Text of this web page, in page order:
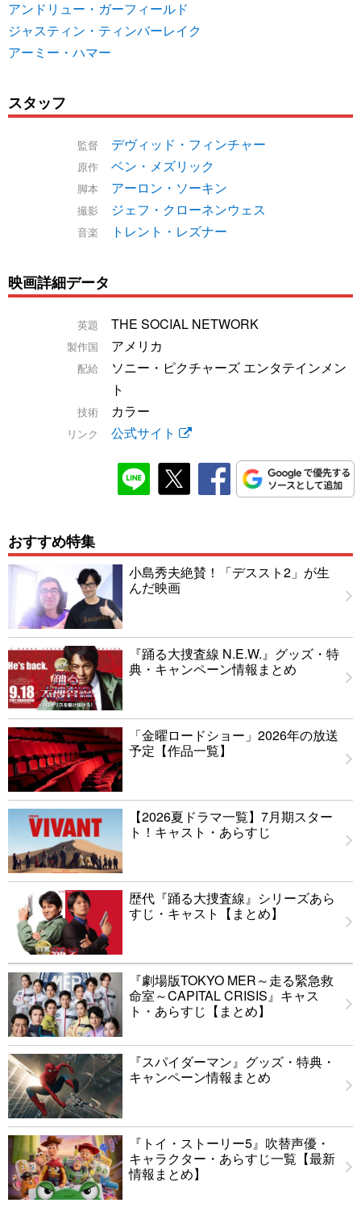
アンドリュー・ガーフィールド
ジャスティン・ティンバーレイク
アーミー・ハマー
スタッフ
監督 デヴィッド・フィンチャー
原作 ベン・メズリック
脚本 アーロン・ソーキン
撮影 ジェフ・クローネンウェス
音楽 トレント・レズナー
映画詳細データ
英題 THE SOCIAL NETWORK
製作国 アメリカ
配給
ソニー・ピクチャーズ エンタテインメン
ト
技術 カラー
リンク 公式サイト
おすすめ特集
小島秀夫絶賛！「デススト2」が生
んだ映画
『踊る大捜査線 N.E.W.』グッズ・特
典・キャンペーン情報まとめ
「金曜ロードショー」2026年の放送
予定【作品一覧】
【2026夏ドラマ一覧】7月期スター
ト！キャスト・あらすじ
歴代『踊る大捜査線』シリーズあら
すじ・キャスト【まとめ】
『劇場版TOKYO MER～走る緊急救
命室～CAPITAL CRISIS』キャス
ト・あらすじ【まとめ】
『スパイダーマン』グッズ・特典・
キャンペーン情報まとめ
『トイ・ストーリー5』吹替声優・
キャラクター・あらすじ一覧【最新
情報まとめ】